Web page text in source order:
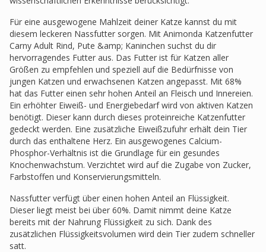
Für eine ausgewogene Mahlzeit deiner Katze kannst du mit
diesem leckeren Nassfutter sorgen. Mit Animonda Katzenfutter
Carny Adult Rind, Pute &amp; Kaninchen suchst du dir
hervorragendes Futter aus. Das Futter ist für Katzen aller
Größen zu empfehlen und speziell auf die Bedürfnisse von
jungen Katzen und erwachsenen Katzen angepasst. Mit 68%
hat das Futter einen sehr hohen Anteil an Fleisch und Innereien.
Ein erhöhter Eiweiß- und Energiebedarf wird von aktiven Katzen
benötigt. Dieser kann durch dieses proteinreiche Katzenfutter
gedeckt werden. Eine zusätzliche Eiweißzufuhr erhält dein Tier
durch das enthaltene Herz. Ein ausgewogenes Calcium-
Phosphor-Verhältnis ist die Grundlage für ein gesundes
Knochenwachstum. Verzichtet wird auf die Zugabe von Zucker,
Farbstoffen und Konservierungsmitteln.
Nassfutter verfügt über einen hohen Anteil an Flüssigkeit.
Dieser liegt meist bei über 60%. Damit nimmt deine Katze
bereits mit der Nahrung Flüssigkeit zu sich. Dank des
zusätzlichen Flüssigkeitsvolumen wird dein Tier zudem schneller
satt.